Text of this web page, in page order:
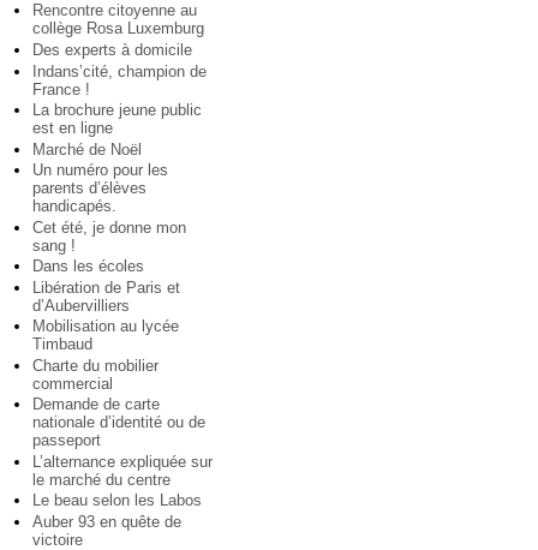
Rencontre citoyenne au
collège Rosa Luxemburg
Des experts à domicile
Indans’cité, champion de
France !
La brochure jeune public
est en ligne
Marché de Noël
Un numéro pour les
parents d’élèves
handicapés.
Cet été, je donne mon
sang !
Dans les écoles
Libération de Paris et
d’Aubervilliers
Mobilisation au lycée
Timbaud
Charte du mobilier
commercial
Demande de carte
nationale d’identité ou de
passeport
L’alternance expliquée sur
le marché du centre
Le beau selon les Labos
Auber 93 en quête de
victoire